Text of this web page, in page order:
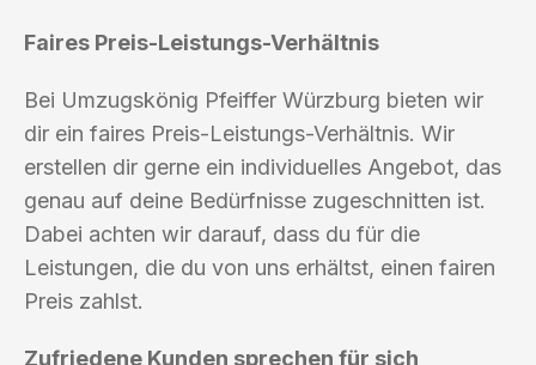
Faires Preis-Leistungs-Verhältnis
Bei Umzugskönig Pfeiffer Würzburg bieten wir
dir ein faires Preis-Leistungs-Verhältnis. Wir
erstellen dir gerne ein individuelles Angebot, das
genau auf deine Bedürfnisse zugeschnitten ist.
Dabei achten wir darauf, dass du für die
Leistungen, die du von uns erhältst, einen fairen
Preis zahlst.
Zufriedene Kunden sprechen für sich